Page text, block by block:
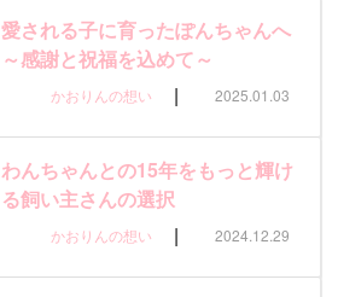
愛される子に育ったぽんちゃんへ
～感謝と祝福を込めて～
かおりんの想い | 2025.01.03
わんちゃんとの15年をもっと輝け
る飼い主さんの選択
かおりんの想い | 2024.12.29